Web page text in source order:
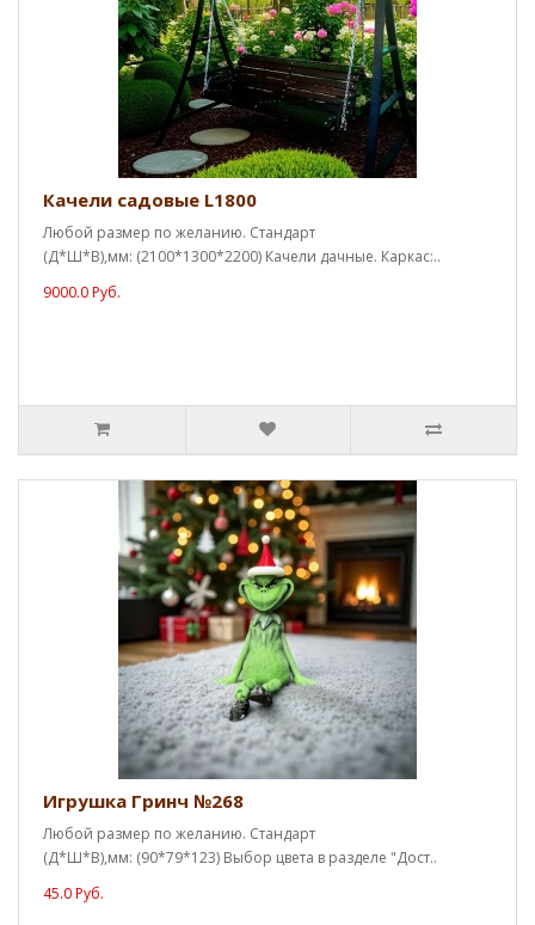
Качели садовые L1800
Любой размер по желанию. Стандарт
(Д*Ш*В),мм: (2100*1300*2200) Качели дачные. Каркас:..
9000.0 Руб.
Игрушка Гринч №268
Любой размер по желанию. Стандарт
(Д*Ш*В),мм: (90*79*123) Выбор цвета в разделе "Дост..
45.0 Руб.